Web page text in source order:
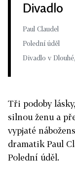
Divadlo
Paul Claudel
Polední úděl
Divadlo v
Tři podoby
silnou ženu a
vypjaté
dramatik Paul
Polední úděl.